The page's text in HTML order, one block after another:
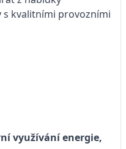
kvalitními provozními
využívání energie,